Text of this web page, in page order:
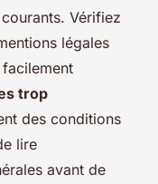
Vérifiez
légales
trop
des conditions
lire
avant de